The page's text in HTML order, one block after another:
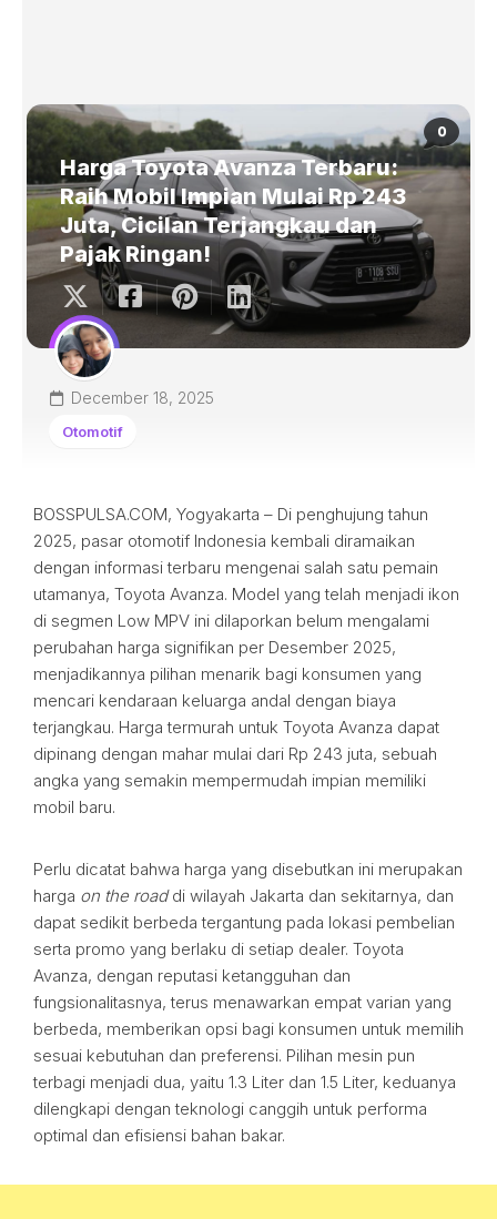
0
Harga Toyota Avanza Terbaru:
Raih Mobil Impian Mulai Rp 243
Juta, Cicilan Terjangkau dan
Pajak Ringan!
December 18, 2025
Otomotif
BOSSPULSA.COM, Yogyakarta – Di penghujung tahun
2025, pasar otomotif Indonesia kembali diramaikan
dengan informasi terbaru mengenai salah satu pemain
utamanya, Toyota Avanza. Model yang telah menjadi ikon
di segmen Low MPV ini dilaporkan belum mengalami
perubahan harga signifikan per Desember 2025,
menjadikannya pilihan menarik bagi konsumen yang
mencari kendaraan keluarga andal dengan biaya
terjangkau. Harga termurah untuk Toyota Avanza dapat
dipinang dengan mahar mulai dari Rp 243 juta, sebuah
angka yang semakin mempermudah impian memiliki
mobil baru.
Perlu dicatat bahwa harga yang disebutkan ini merupakan
harga on the roaddi wilayah Jakarta dan sekitarnya, dan
dapat sedikit berbeda tergantung pada lokasi pembelian
serta promo yang berlaku di setiap dealer. Toyota
Avanza, dengan reputasi ketangguhan dan
fungsionalitasnya, terus menawarkan empat varian yang
berbeda, memberikan opsi bagi konsumen untuk memilih
sesuai kebutuhan dan preferensi. Pilihan mesin pun
terbagi menjadi dua, yaitu 1.3 Liter dan 1.5 Liter, keduanya
dilengkapi dengan teknologi canggih untuk performa
optimal dan efisiensi bahan bakar.